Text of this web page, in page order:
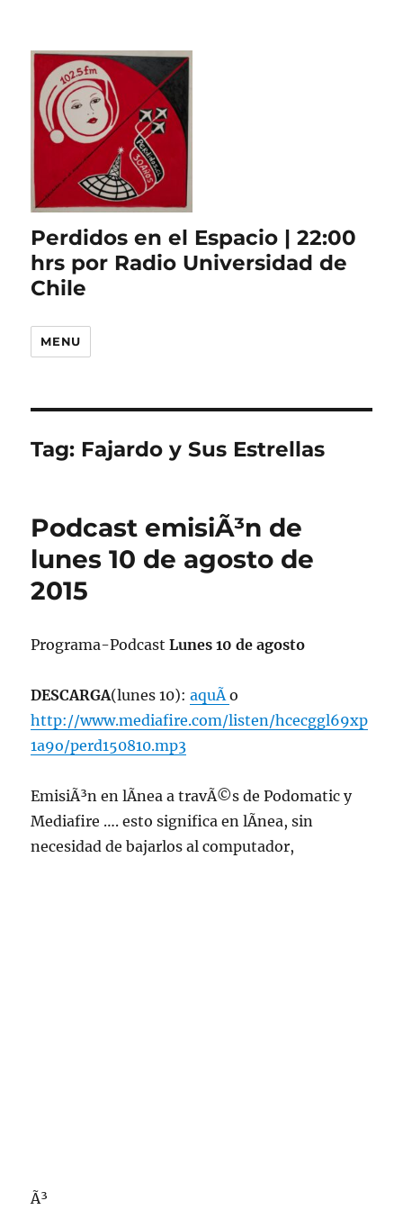
Perdidos en el Espacio | 22:00
hrs por Radio Universidad de
Chile
MENU
Tag: Fajardo y Sus Estrellas
Podcast emisiÃ³n de
lunes 10 de agosto de
2015
Programa-PodcastLunes 10 de agosto
DESCARGA(lunes 10):aquÃ­o
http://www.mediafire.com/listen/hcecggl69xp
1a9o/perd150810.mp3
EmisiÃ³n en lÃ­nea a travÃ©s de Podomatic y
Mediafire …. esto significa en lÃ­nea, sin
necesidad de bajarlos al computador,
Ã³